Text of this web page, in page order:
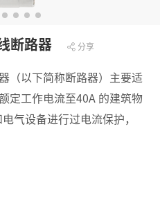
断路器 分享
（以下简称断路器）主要适
定工作电流至40A 的建筑物
气设备进行过电流保护，